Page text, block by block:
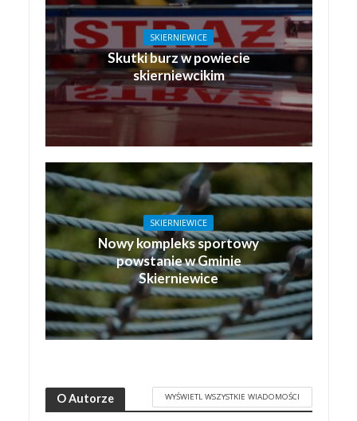
SKIERNIEWICE
Skutki burz w powiecie
skierniewcikim
SKIERNIEWICE
Nowy kompleks sportowy
powstanie w Gminie
Skierniewice
O Autorze WYŚWIETL WSZYSTKIE WIADOMOŚCI